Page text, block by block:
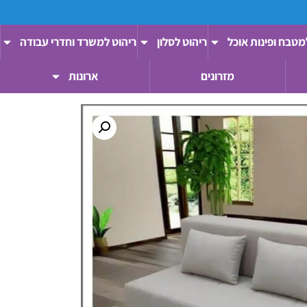
ופינות אוכל ריהוט לסלון ריהוט למשרד וחדרי עבודה
מזרונים ארונות